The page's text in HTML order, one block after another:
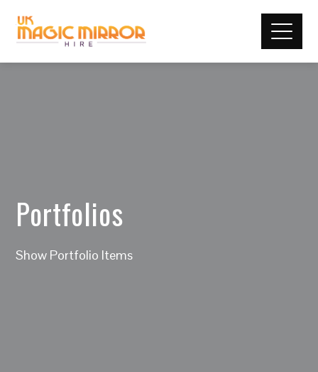
Portfolios
Show Portfolio Items